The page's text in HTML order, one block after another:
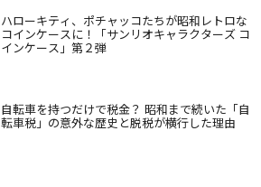
ハローキティ、ポチャッコたちが昭和レトロな
コインケースに！「サンリオキャラクターズ コ
インケース」第２弾
自転車を持つだけで税金？ 昭和まで続いた「自
転車税」の意外な歴史と脱税が横行した理由